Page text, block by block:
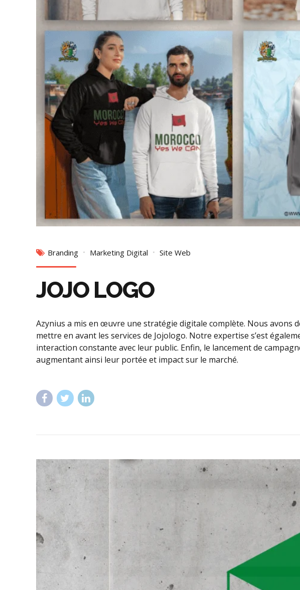
Branding Marketing Digital Site Web
JOJO LOGO
Azynius a mis en œuvre une stratégie digitale complète. Nous avons
mettre en avant les services de Jojologo. Notre expertise s’est
interaction constante avec leur public. Enfin, le lancement de
augmentant ainsi leur portée et impact sur le marché.